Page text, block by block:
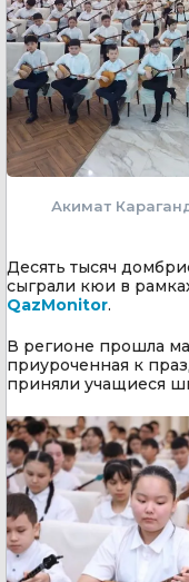
Акимат
Десять тысяч
сыграли кюи в рамках
QazMonitor.
В регионе прошла
приуроченная к
приняли учащиеся